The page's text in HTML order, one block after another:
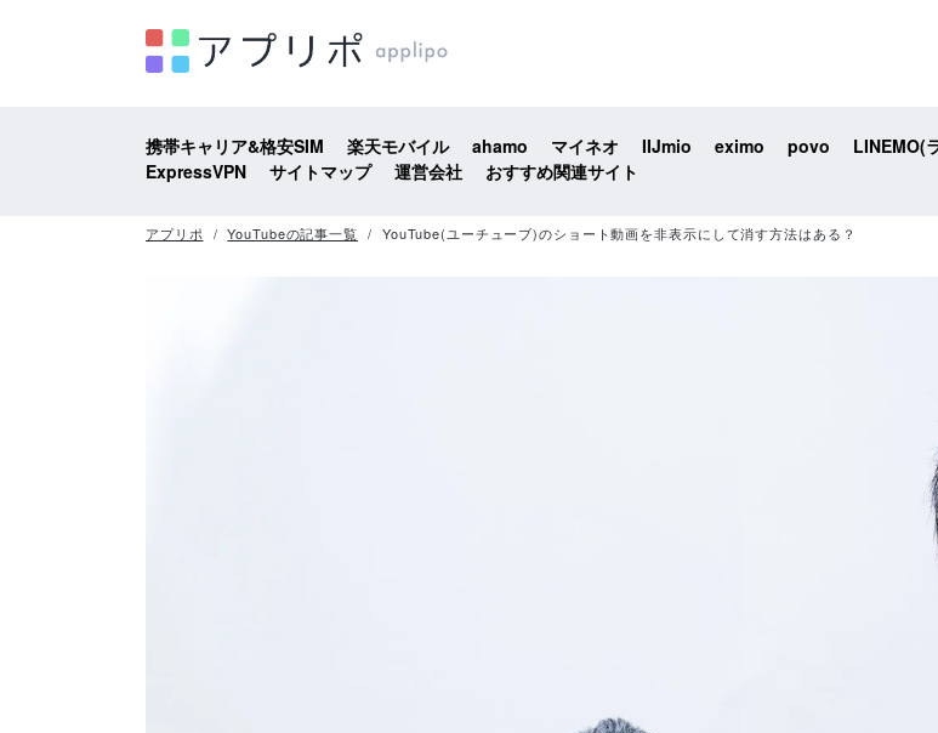
携帯キャリア&格安SIM 楽天モバイル ahamo マイネオ IIJmio eximo povo LINEMO(
ExpressVPN
サイトマップ 運営会社 おすすめ関連サイト
アプリポ YouTubeの記事一覧 YouTube(ユーチューブ)のショート動画を非表示にして消す方法はある？